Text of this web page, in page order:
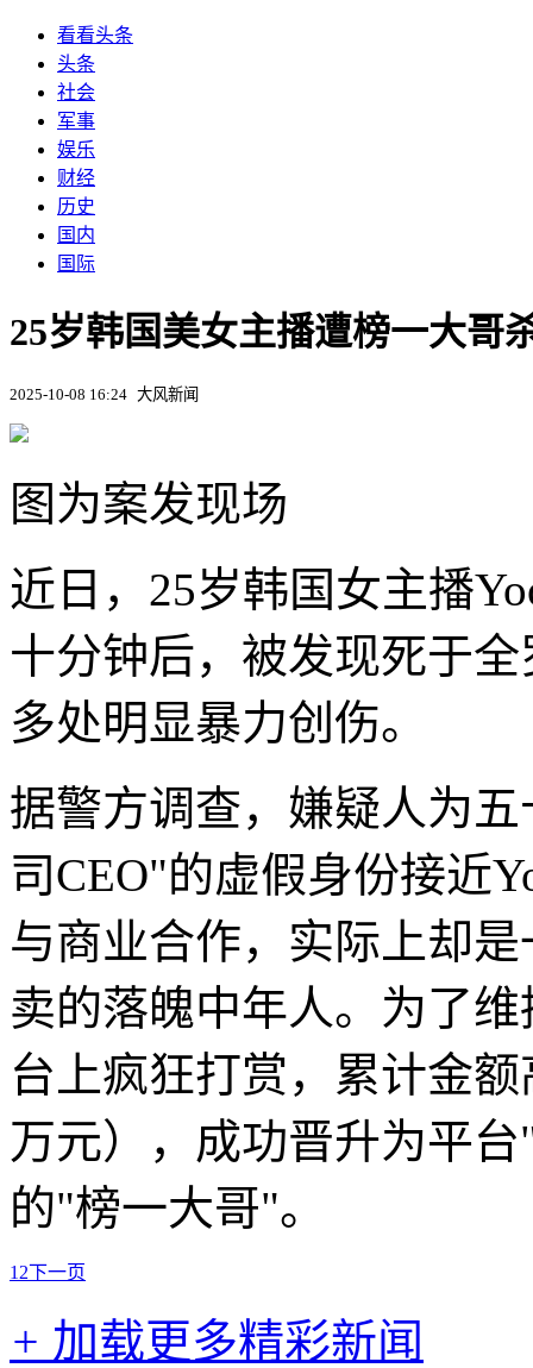
看看头条
头条
社会
军事
娱乐
财经
历史
国内
国际
25岁韩国美女主播遭榜一大哥
2025-10-08 16:24 大风新闻
图为案发现场
近日，25岁韩国女主播
十分钟后，被发现死于
多处明显暴力创伤。
据警方调查，嫌疑人为
司CEO"的虚假身份接近
与商业合作，实际上却
卖的落魄中年人。为了
台上疯狂打赏，累计金
万元），成功晋升为平
的"榜一大哥"。
1 2下一页
+ 加载更多精彩新闻